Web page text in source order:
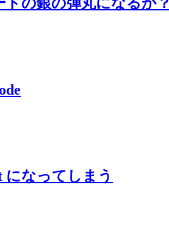
になってしまう